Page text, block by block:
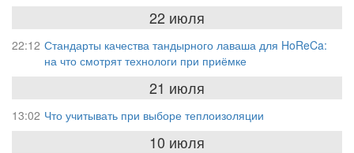
22 июля
22:12 Стандарты качества тандырного лаваша для HoReCa:
на что смотрят технологи при приёмке
21 июля
13:02 Что учитывать при выборе теплоизоляции
10 июля